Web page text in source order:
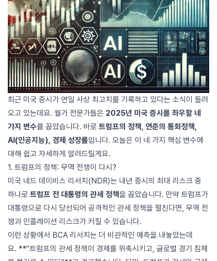
최근 미국 증시가 연일 사상 최고치를 기록하고 있다는 소식이 들려
오고 있는데요. 월가 전문가들은 2025년 미국 증시를 좌우할 네
가지 변수를 꼽았습니다. 바로 트럼프의 정책, 연준의 통화정책,
AI(인공지능), 경제 성장률입니다. 오늘은 이 네 가지 핵심 변수에
대해 쉽고 자세하게 알려드릴게요.
1. 트럼프의 정책: 무역 전쟁이 다시?
미국 네드 데이비스 리서치(NDR)는 내년 증시의 최대 리스크 중
하나로 트럼프 전 대통령의 관세 정책을 꼽았습니다. 만약 트럼프가
대통령으로 다시 당선되어 공격적인 관세 정책을 펼친다면, 무역 전
쟁과 인플레이션 리스크가 커질 수 있습니다.
이런 상황에서 BCA 리서치는 더 비관적인 예측을 내놓았는데
요. **“트럼프의 관세 정책이 경제를 위축시키고, 글로벌 경기 침체